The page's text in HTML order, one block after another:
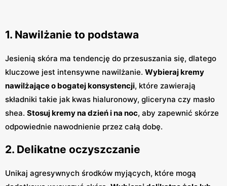
1. Nawilżanie to podstawa
Jesienią skóra ma tendencję do przesuszania się, dlatego
kluczowe jest intensywne nawilżanie. Wybieraj kremy
nawilżające o bogatej konsystencji, które zawierają
składniki takie jak kwas hialuronowy, gliceryna czy masło
shea. Stosuj kremy na dzień i na noc, aby zapewnić skórze
odpowiednie nawodnienie przez całą dobę.
2. Delikatne oczyszczanie
Unikaj agresywnych środków myjących, które mogą